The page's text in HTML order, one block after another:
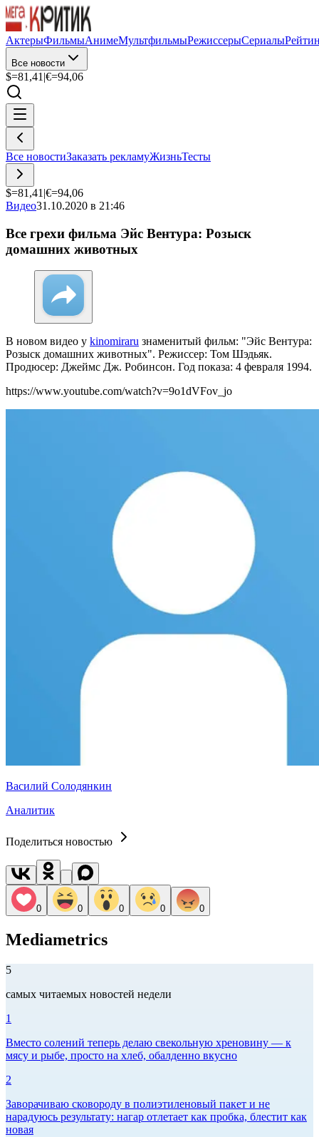
АктерыФильмыАнимеМультфильмыРежиссерыСериалы
Все новости
$=81,41 |€=94,06
Все новостиЗаказать рекламуЖизньТесты
$=81,41 |€=94,06
Видео31.10.2020 в 21:46
Все грехи фильма Эйс Вентура: Розыск
домашних животных
В новом видео у kinomiraru знаменитый фильм: "Эйс Вентура:
Розыск домашних животных". Режиссер: Том Шэдьяк.
Продюсер: Джеймс Дж. Робинсон. Год показа: 4 февраля 1994.
https://www.youtube.com/watch?v=9o1dVFov_jo
Василий Солодянкин
Аналитик
Поделиться новостью
0 0 0 0 0
Mediametrics
5
самых читаемых новостей недели
1
Вместо солений теперь делаю свекольную хреновину — к
мясу и рыбе, просто на хлеб, обалденно вкусно
2
Заворачиваю сковороду в полиэтиленовый пакет и не
нарадуюсь результату: нагар отлетает как пробка, блестит как
новая